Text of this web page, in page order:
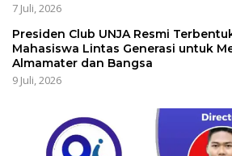
7 Juli, 2026
Presiden Club UNJA Resmi
Mahasiswa Lintas Generasi untuk
Almamater dan Bangsa
9 Juli, 2026